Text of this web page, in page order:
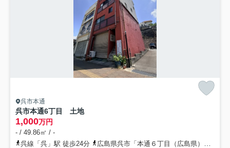
呉市本通
呉市本通6丁目 土地
1,000万円
- / 49.86㎡ / -
呉線「呉」駅 徒歩24分
広島県呉市「本通６丁目（広島県）」バス停下車 徒歩1分